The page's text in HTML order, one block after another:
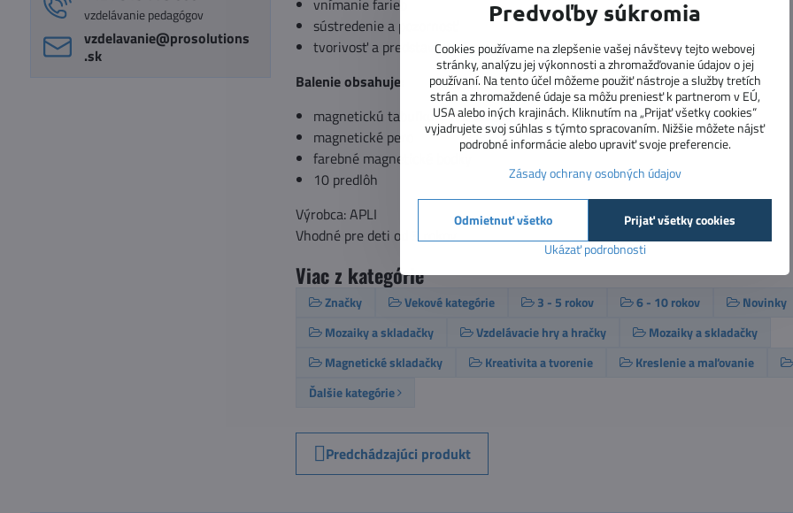
vnímanie farieb
sústredenie a pozornosť
tvorivosť a predstavivosť
Balenie obsahuje:
magnetickú tabuľku v tvare veľryby
magnetické pero
farebné magnetické bodky
10 predlôh
Výrobca: APLI
Vhodné pre deti od 3 rokov.
Viac z kategórie
Značky Vekové kategórie 3 - 5 rokov 6 - 10 rokov
Novinky
Mozaiky a skladačky
Vzdelávacie hry a hračky
Mozaiky a skladačky
Magnetické skladačky
Kreativita a tvorenie
Kreslenie a maľovanie
Ďalšie kategórie
Predchádzajúci produkt
vzdelávanie pedagógov
vzdelavanie​@prosolutions​
.sk
Predvoľby súkromia
Cookies používame na zlepšenie vašej návštevy tejto webovej
stránky, analýzu jej výkonnosti a zhromažďovanie údajov o jej
používaní. Na tento účel môžeme použiť nástroje a služby tretích
strán a zhromaždené údaje sa môžu preniesť k partnerom v EÚ,
USA alebo iných krajinách. Kliknutím na „Prijať všetky cookies“
vyjadrujete svoj súhlas s týmto spracovaním. Nižšie môžete nájsť
podrobné informácie alebo upraviť svoje preferencie.
Zásady ochrany osobných údajov
Ukázať podrobnosti
Prijať všetky cookies
Odmietnuť všetko